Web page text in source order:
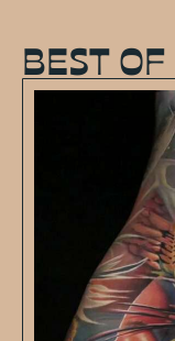
BEST